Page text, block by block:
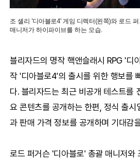
조 셸리 '디아블로4' 게임 디렉터(왼쪽)와 로드
매니저가 하이파이브를 하는 모습.
블리자드의 명작 핵앤슬래시 RPG '디
작 '디아블로4'의 출시를 위한 행보를
다. 블리자드는 최근 비공개 테스트를
요 콘텐츠를 공개하는 한편, 정식 출
과 판매 가격 정보를 공개하며 기대감
로드 퍼거슨 '디아블로' 총괄 매니저와